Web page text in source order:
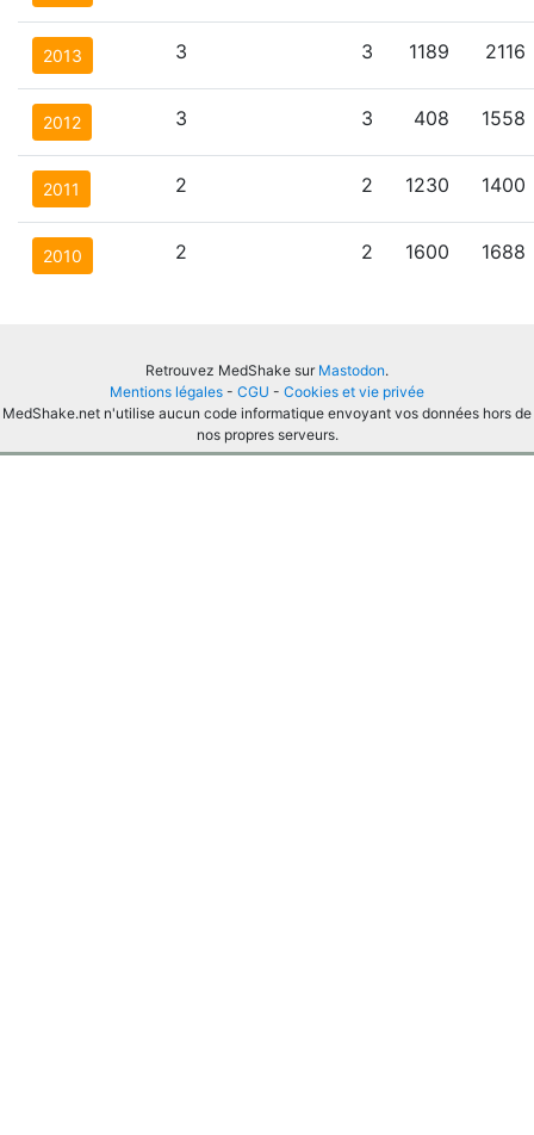
2013 3 3 1189 2116
2012 3 3 408 1558
2011 2 2 1230 1400
2010 2 2 1600 1688
Retrouvez MedShake sur Mastodon.
Mentions légales - CGU - Cookies et vie privée
MedShake.net n'utilise aucun code informatique envoyant vos données hors de
nos propres serveurs.